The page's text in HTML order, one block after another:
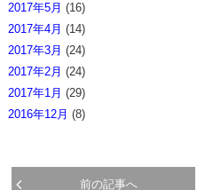
2017年5月 (16)
2017年4月 (14)
2017年3月 (24)
2017年2月 (24)
2017年1月 (29)
2016年12月 (8)
前の記事へ